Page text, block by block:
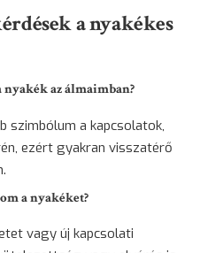
a nyakékes
az álmaimban?
szimbólum a kapcsolatok,
ezért gyakran visszatérő
a nyakéket?
vagy új kapcsolati